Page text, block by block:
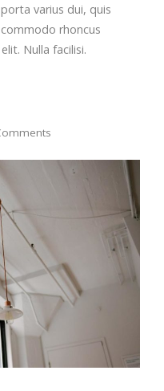
varius dui, quis
rhoncus
Nulla facilisi.